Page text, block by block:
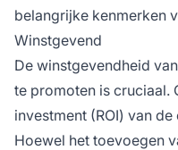
belangrijke kenmerken
Winstgevend
De winstgevendheid
te promoten is cruciaal.
investment (ROI) van
Hoewel het toevoegen